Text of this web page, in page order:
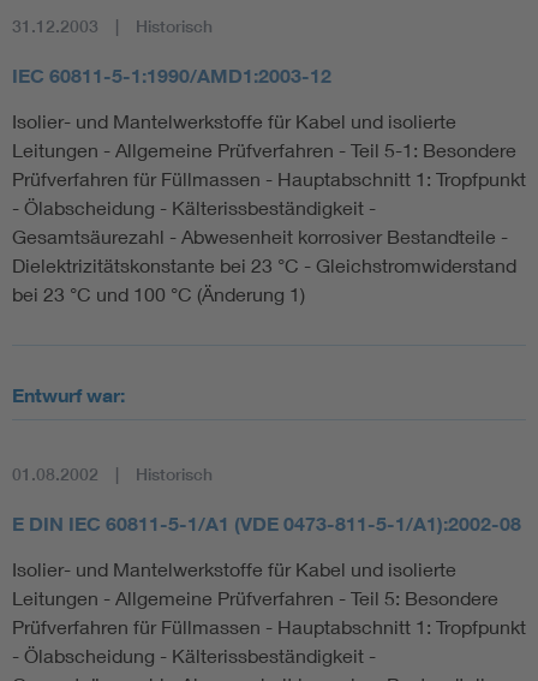
31.12.2003 Historisch
IEC 60811-5-1:1990/AMD1:2003-12
Isolier- und Mantelwerkstoffe für Kabel und isolierte
Leitungen - Allgemeine Prüfverfahren - Teil 5-1: Besondere
Prüfverfahren für Füllmassen - Hauptabschnitt 1: Tropfpunkt
- Ölabscheidung - Kälterissbeständigkeit -
Gesamtsäurezahl - Abwesenheit korrosiver Bestandteile -
Dielektrizitätskonstante bei 23 °C - Gleichstromwiderstand
bei 23 °C und 100 °C (Änderung 1)
Entwurf war:
01.08.2002 Historisch
E DIN IEC 60811-5-1/A1 (VDE 0473-811-5-1/A1):2002-08
Isolier- und Mantelwerkstoffe für Kabel und isolierte
Leitungen - Allgemeine Prüfverfahren - Teil 5: Besondere
Prüfverfahren für Füllmassen - Hauptabschnitt 1: Tropfpunkt
- Ölabscheidung - Kälterissbeständigkeit -